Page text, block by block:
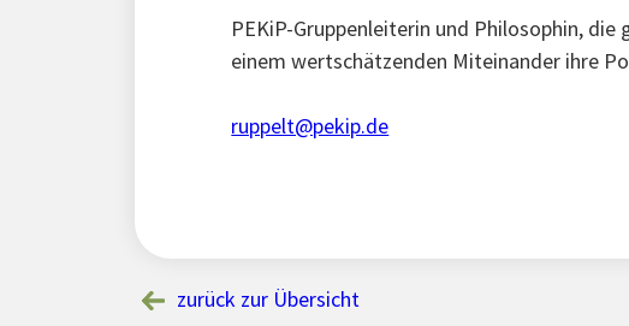
PEKiP-Gruppenleiterin und Philosophin,
einem wertschätzenden Miteinander ihre
ruppelt@pekip.de
zurück zur Übersicht